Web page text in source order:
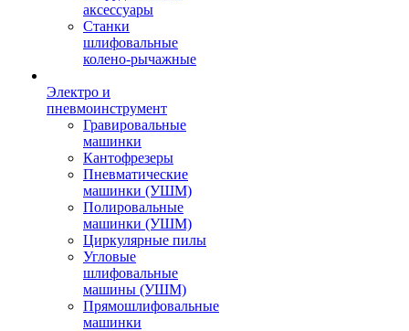
аксессуары
Станки
шлифовальные
колено-рычажные
Электро и
пневмоинструмент
Гравировальные
машинки
Кантофрезеры
Пневматические
машинки (УШМ)
Полировальные
машинки (УШМ)
Циркулярные пилы
Угловые
шлифовальные
машины (УШМ)
Прямошлифовальные
машинки